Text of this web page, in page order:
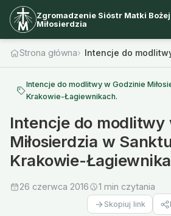
Zgromadzenie Sióstr Matki Bożej
Miłosierdzia
Strona główna Intencje do
Intencje do modlitwy w Godzinie
Krakowie-Łagiewnikach.
Intencje do modlitwy
Miłosierdzia w
Krakowie-
26 czerwca 2016 1 min czytania
Skopiuj link